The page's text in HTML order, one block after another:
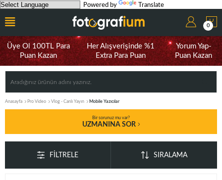
Powered by Translate
0
Üye Ol 100TL Para
Puan Kazan
Her Alışverişinde %1
Extra Para Puan
Yorum Yap-
Puan Kazan
Anasayfa Pro Video Vlog - Canlı Yayın Mobile Yazıcılar
Bir sorunuz mu var?
UZMANINA SOR
FILTRELE SIRALAMA